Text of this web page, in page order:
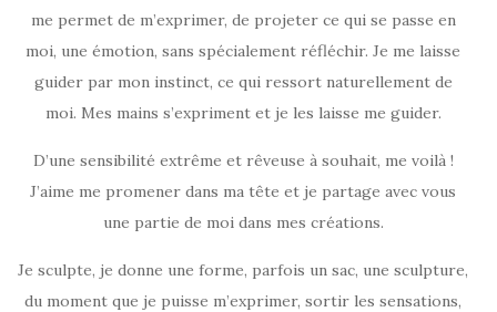
me permet de m’exprimer, de projeter ce qui se passe en
moi, une émotion, sans spécialement réfléchir. Je me laisse
guider par mon instinct, ce qui ressort naturellement de
moi. Mes mains s’expriment et je les laisse me guider.
D’une sensibilité extrême et rêveuse à souhait, me voilà !
J’aime me promener dans ma tête et je partage avec vous
une partie de moi dans mes créations.
Je sculpte, je donne une forme, parfois un sac, une sculpture,
du moment que je puisse m’exprimer, sortir les sensations,